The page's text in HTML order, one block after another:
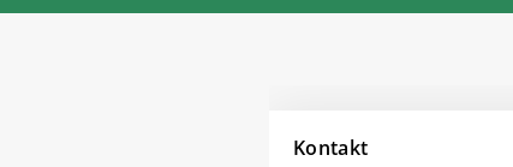
Kontakt